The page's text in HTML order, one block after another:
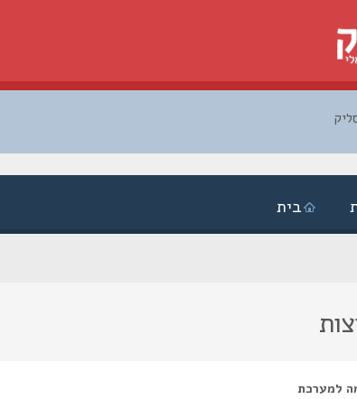
בית
למערכת